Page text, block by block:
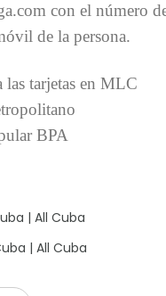
con el número
de la persona.
tarjetas en MLC
BPA
| All Cuba
| All Cuba